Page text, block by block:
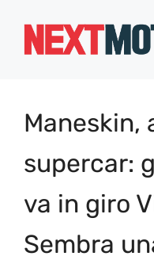
Maneskin,
supercar:
va in giro
Sembra